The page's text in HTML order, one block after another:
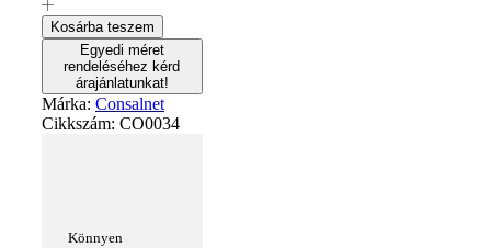
Kosárba teszem
Egyedi méret
rendeléséhez kérd
árajánlatunkat!
Márka: Consalnet
Cikkszám: CO0034
Könnyen